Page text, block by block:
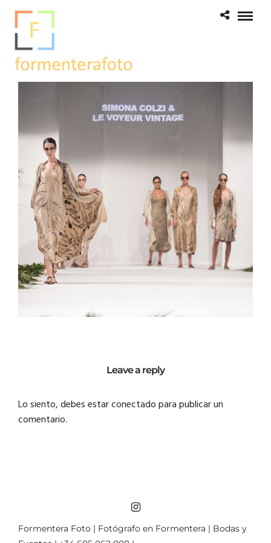
Leave a reply
Lo siento, debes estarconectadopara publicar un
comentario.
Formentera Foto | Fotógrafo en Formentera | Bodas y